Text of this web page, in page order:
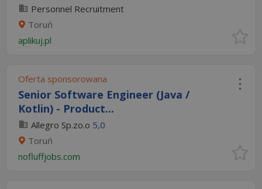
Personnel Recruitment
Toruń
aplikuj.pl
Oferta sponsorowana
Senior Software Engineer (Java /
Kotlin) - Product...
Allegro Sp.zo.o 5,0
Toruń
nofluffjobs.com